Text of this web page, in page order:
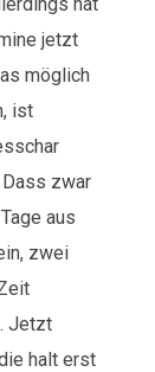
jetzt
möglich
ist
zwar
aus
zwei
Jetzt
halt erst